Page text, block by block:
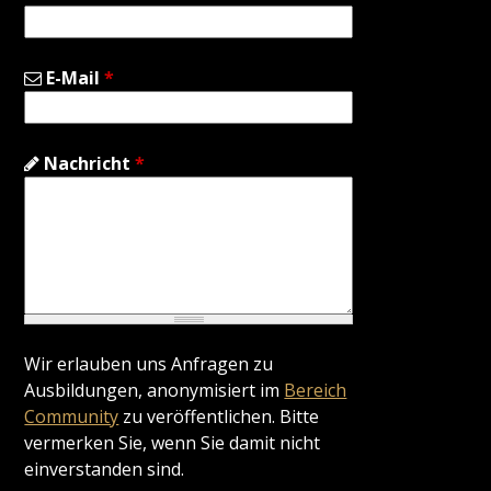
E-Mail*
Nachricht*
Wir erlauben uns Anfragen zu
Ausbildungen, anonymisiert im Bereich
Community zu veröffentlichen. Bitte
vermerken Sie, wenn Sie damit nicht
einverstanden sind.